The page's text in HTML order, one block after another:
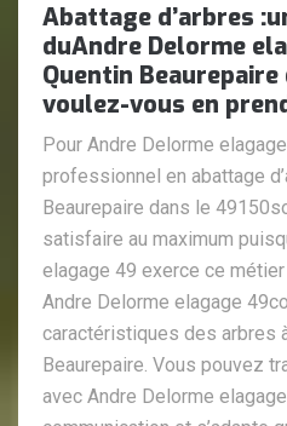
Abattage d’arbres
duAndre Delorme
Quentin Beaurepaire
voulez-vous en
Pour Andre Delorme
professionnel en abattage
Beaurepaire dans le
satisfaire au maximum
elagage 49 exerce ce
Andre Delorme elagage
caractéristiques des arbres
Beaurepaire. Vous pouvez
avec Andre Delorme